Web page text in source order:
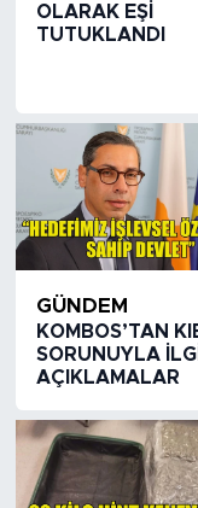
OLARAK EŞİ
TUTUKLANDI
GÜNDEM
KOMBOS’TAN
SORUNUYLA
AÇIKLAMALAR